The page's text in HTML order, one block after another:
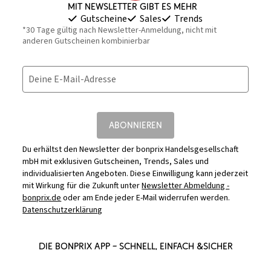
Mit Newsletter gibt es mehr
Gutscheine Sales Trends
*30 Tage gültig nach Newsletter-Anmeldung, nicht mit
anderen Gutscheinen kombinierbar
Deine E-Mail-Adresse
ABONNIEREN
Du erhältst den Newsletter der bonprix Handelsgesellschaft
mbH mit exklusiven Gutscheinen, Trends, Sales und
individualisierten Angeboten. Diese Einwilligung kann jederzeit
mit Wirkung für die Zukunft unterNewsletter Abmeldung -
bonprix.deoder am Ende jeder E-Mail widerrufen werden.
Datenschutzerklärung
DIE BONPRIX APP – SCHNELL, EINFACH &SICHER